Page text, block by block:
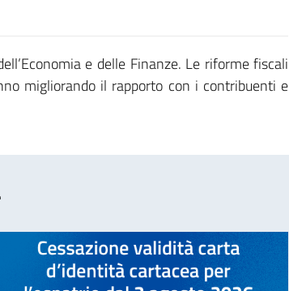
e delle Finanze. Le riforme fiscali
migliorando il rapporto con i contribuenti e